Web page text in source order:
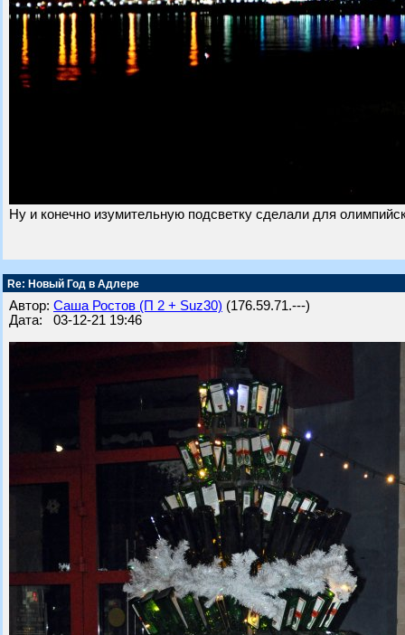
Ну и конечно изумительную подсветку сделали для
Re: Новый Год в Адлере
Автор: Саша Ростов (П 2 + Suz30) (176.59.71.---)
Дата: 03-12-21 19:46